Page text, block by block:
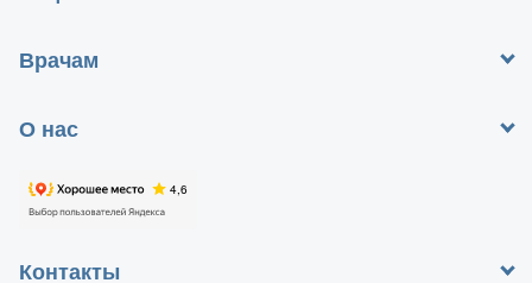
Врачам
О нас
Контакты